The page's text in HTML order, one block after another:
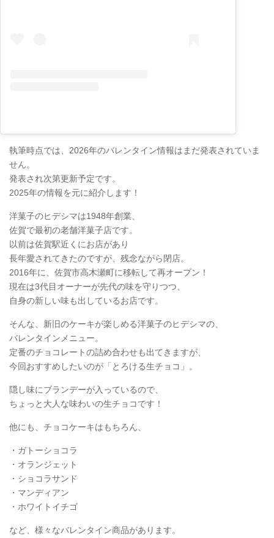
執筆時点では、2026年のバレンタイン情報はまだ発表されていま
せん。
発表され次第更新予定です。
2025年の情報を元に紹介します！
洋菓子のヒデシマは1948年創業、
佐賀で最初の老舗洋菓子店です。
以前は佐賀駅近くにお店があり
長年愛されてきたのですが、残念ながら閉店。
2016年に、佐賀市高木瀬町に移転して再オープン！
現在は3代目オーナーが先代の味を守りつつ、
自身の新しい味も出しているお店です。
そんな、新旧のケーキが楽しめる洋菓子のヒデシマの、
バレンタインメニュー。
定番のチョコレートの詰め合わせも出てきますが、
今回おすすめしたいのが「とろける生チョコ」。
隠し味にブランデーが入っているので、
ちょっと大人な味わいの生チョコです！
他にも、チョコケーキはもちろん、
・ガトーショコラ
・オランジェット
・ショコラサンド
・マンディアン
・ホワイトイチゴ
など、様々なバレンタイン商品があります。